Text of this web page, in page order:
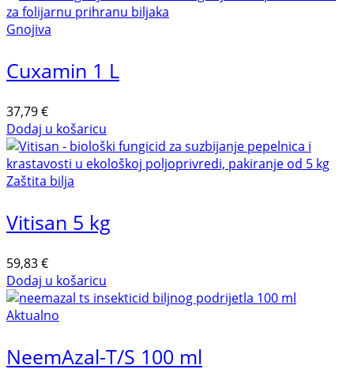
Gnojiva
Cuxamin 1 L
37,79€
Dodaj u košaricu
Zaštita bilja
Vitisan 5 kg
59,83€
Dodaj u košaricu
Aktualno
NeemAzal-T/S 100 ml